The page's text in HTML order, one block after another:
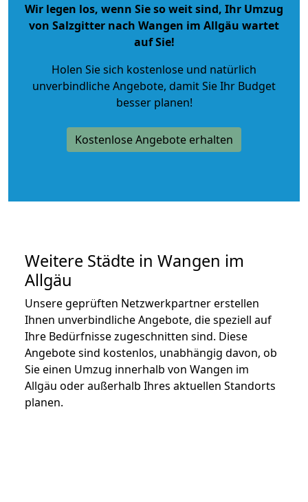
Wir legen los, wenn Sie so weit sind, Ihr Umzug
von Salzgitter nach Wangen im Allgäu wartet
auf Sie!
Holen Sie sich kostenlose und natürlich
unverbindliche Angebote, damit Sie Ihr Budget
besser planen!
Kostenlose Angebote erhalten
Weitere Städte in Wangen im
Allgäu
Unsere geprüften Netzwerkpartner erstellen
Ihnen unverbindliche Angebote, die speziell auf
Ihre Bedürfnisse zugeschnitten sind. Diese
Angebote sind kostenlos, unabhängig davon, ob
Sie einen Umzug innerhalb von Wangen im
Allgäu oder außerhalb Ihres aktuellen Standorts
planen.